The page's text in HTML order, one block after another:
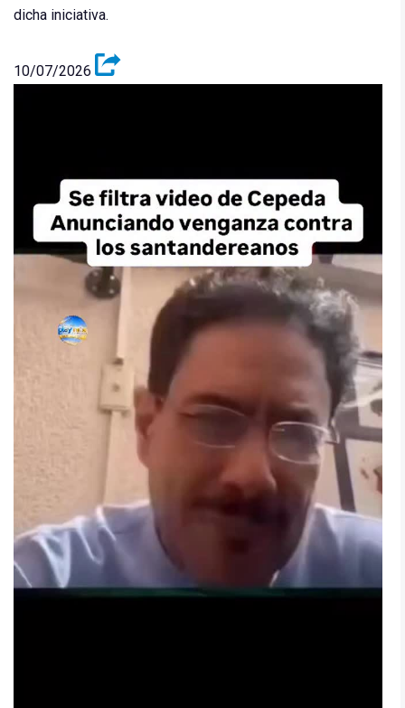
dicha iniciativa.
10/07/2026